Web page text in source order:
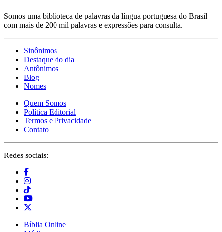
Somos uma biblioteca de palavras da língua portuguesa do Brasil
com mais de 200 mil palavras e expressões para consulta.
Sinônimos
Destaque do dia
Antônimos
Blog
Nomes
Quem Somos
Política Editorial
Termos e Privacidade
Contato
Redes sociais:
Bíblia Online